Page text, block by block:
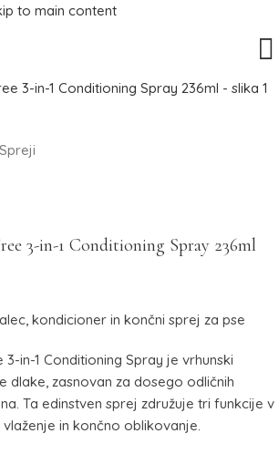
to main content
Spreji
3-in-1 Conditioning Spray 236ml
kondicioner in končni sprej za pse
in-1 Conditioning Spray je vrhunski
dlake, zasnovan za dosego odličnih
Ta edinstven sprej združuje tri funkcije v
in končno oblikovanje.